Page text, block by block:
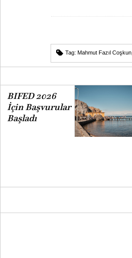
Tag: Mahmut Fazıl Coşkun
BIFED 2026
İçin Başvurular
Başladı